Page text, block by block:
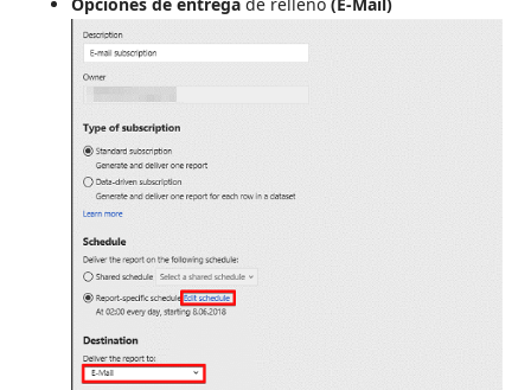
Opciones de entrega de relleno (E-Mail)